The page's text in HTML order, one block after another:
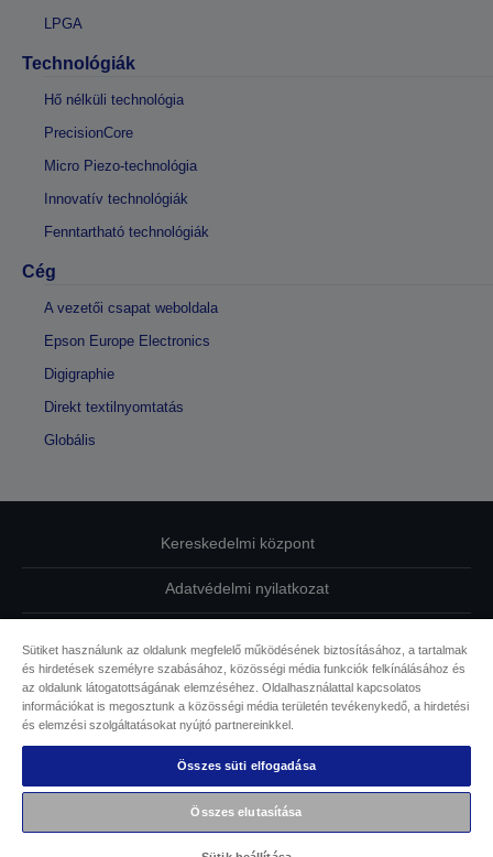
LPGA
Technológiák
Hő nélküli technológia
PrecisionCore
Micro Piezo-technológia
Innovatív technológiák
Fenntartható technológiák
Cég
A vezetői csapat weboldala
Epson Europe Electronics
Digigraphie
Direkt textilnyomtatás
Globális
Kereskedelmi központ
Adatvédelmi nyilatkozat
Kapcsolatfelvétel
Sütikkel kapcsolatos információk
Az Epson elkötelezettsége az akadálymentesség mellett
Copyright © 2026 Seiko Epson
Sütiket használunk az oldalunk megfelelő működésének biztosításához, a tartalmak
és hirdetések személyre szabásához, közösségi média funkciók felkínálásához és
az oldalunk látogatottságának elemzéséhez. Oldalhasználattal kapcsolatos
információkat is megosztunk a közösségi média területén tevékenykedő, a hirdetési
és elemzési szolgáltatásokat nyújtó partnereinkkel.
Összes süti elfogadása
Összes elutasítása